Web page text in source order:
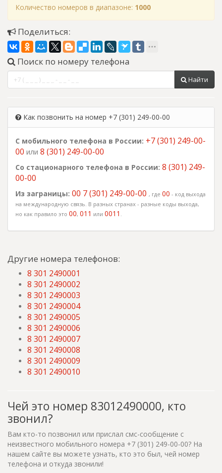
Количество номеров в диапазоне: 1000
Поделиться:
Поиск по номеру телефона
Найти
Как позвонить на номер +7 (301) 249-00-00
С мобильного телефона в России: +7 (301) 249-00-
00 или 8 (301) 249-00-00
Со стационарного телефона в России: 8 (301) 249-
00-00
Из заграницы: 00 7 (301) 249-00-00 , где 00 - код выхода
на международную связь. В разных странах - разные коды выхода,
но как правило это 00, 011 или 0011 .
Другие номера телефонов:
8 301 2490001
8 301 2490002
8 301 2490003
8 301 2490004
8 301 2490005
8 301 2490006
8 301 2490007
8 301 2490008
8 301 2490009
8 301 2490010
Чей это номер 83012490000, кто
звонил?
Вам кто-то позвонил или прислал смс-сообщение с
неизвестного мобильного номера +7 (301) 249-00-00? На
нашем сайте вы можете узнать, кто это был, чей номер
телефона и откуда звонили!